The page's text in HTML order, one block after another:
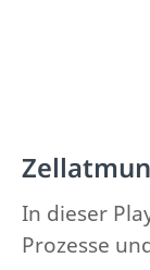
In dieser
Prozesse